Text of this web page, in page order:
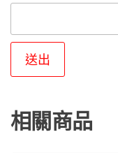
相關商品